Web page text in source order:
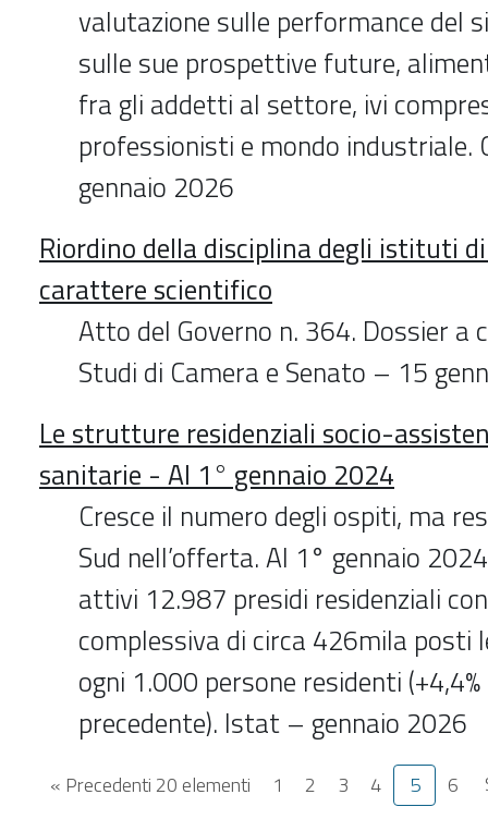
valutazione sulle performance del
sulle sue prospettive future,
fra gli addetti al settore, ivi
professionisti e mondo industriale.
gennaio 2026
Riordino della disciplina degli istituti
carattere scientifico
Atto del Governo n. 364. Dossier a
Studi di Camera e Senato – 15
Le strutture residenziali socio-
sanitarie - Al 1° gennaio 2024
Cresce il numero degli ospiti, ma
Sud nell’offerta. Al 1° gennaio
attivi 12.987 presidi residenziali
complessiva di circa 426mila posti
ogni 1.000 persone residenti
precedente). Istat – gennaio 2026
« Precedenti 20 elementi 1 2 3 4 5
6